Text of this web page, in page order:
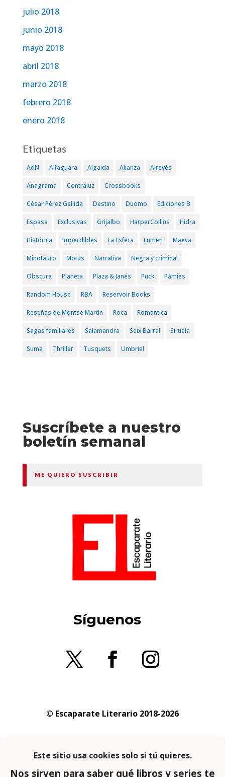
julio 2018
junio 2018
mayo 2018
abril 2018
marzo 2018
febrero 2018
enero 2018
Etiquetas
AdN Alfaguara Algaida Alianza Alrevès
Anagrama Contraluz Crossbooks
César Pérez Gellida Destino Duomo Ediciones B
Espasa Exclusivas Grijalbo HarperCollins Hidra
Histórica Imperdibles La Esfera Lumen Maeva
Minotauro Motus Narrativa Negra y criminal
Obscura Planeta Plaza & Janés Puck Pàmies
Random House RBA Reservoir Books
Reseñas de Montse Martín Roca Romántica
Sagas familiares Salamandra Seix Barral Siruela
Suma Thriller Tusquets Umbriel
Suscríbete a nuestro
boletín semanal
ME QUIERO SUSCRIBIR
Síguenos
© Escaparate Literario 2018-2026
privacidad